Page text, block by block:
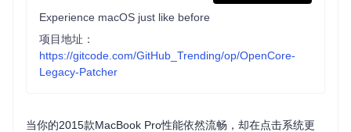
Experience macOS just like before
项目地址：
https://gitcode.com/GitHub_Trending/op/OpenCore-
Legacy-Patcher
当你的2015款MacBook Pro性能依然流畅，却在点击系统更